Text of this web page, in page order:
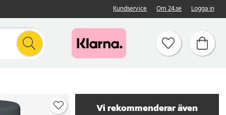
Kundservice Om 24.se Logga in
Vi rekommenderar även